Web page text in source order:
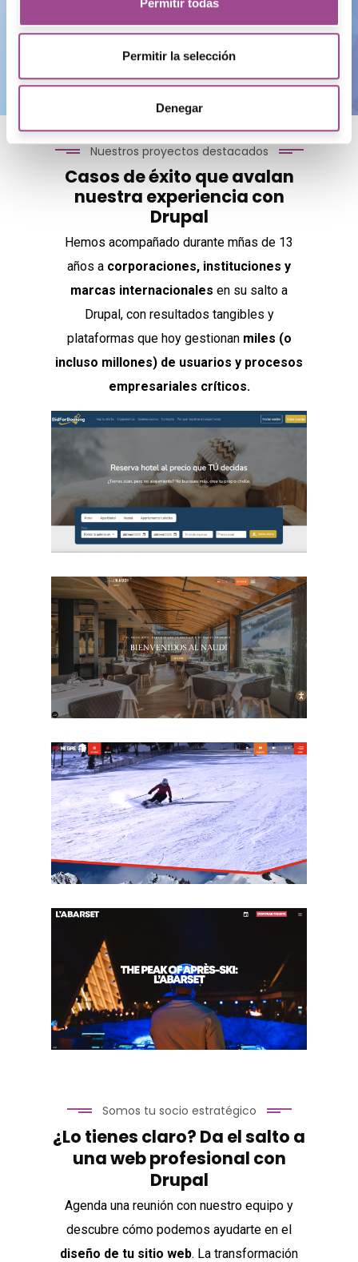
Permitir todas
Permitir la selección
Denegar
Nuestros proyectos destacados
Casos de éxito que avalan
nuestra experiencia con
Drupal
Hemos acompañado durante mñas de 13
años a corporaciones, instituciones y
marcas internacionales en su salto a
Drupal, con resultados tangibles y
plataformas que hoy gestionan miles (o
incluso millones) de usuarios y procesos
empresariales críticos.
BidForBooking
Hotel Naudi
Pic Negre
L’Abarset
Somos tu socio estratégico
¿Lo tienes claro? Da el salto a
una web profesional con
Drupal
Agenda una reunión con nuestro equipo y
descubre cómo podemos ayudarte en el
diseño de tu sitio web. La transformación